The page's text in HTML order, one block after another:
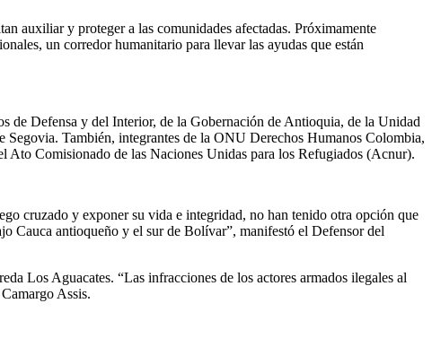
auxiliar y proteger a las comunidades afectadas. Próximamente
un corredor humanitario para llevar las ayudas que están
de Defensa y del Interior, de la Gobernación de Antioquia, de la Unidad
También, integrantes de la ONU Derechos Humanos Colombia,
Comisionado de las Naciones Unidas para los Refugiados (Acnur).
cruzado y exponer su vida e integridad, no han tenido otra opción que
Cauca antioqueño y el sur de Bolívar”, manifestó el Defensor del
Los Aguacates. “Las infracciones de los actores armados ilegales al
Assis.